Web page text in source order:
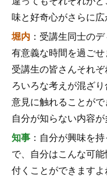
味と好奇心がさらに広
堀内 ：受講生同士の
有意義な時間を過ごせ
受講生の皆さんそれ
ろいろな考えが混ざ
意見に触れることが
自分が知らない内容が
知事 ：自分が興味を
で、自分はこんな可
付くことができます